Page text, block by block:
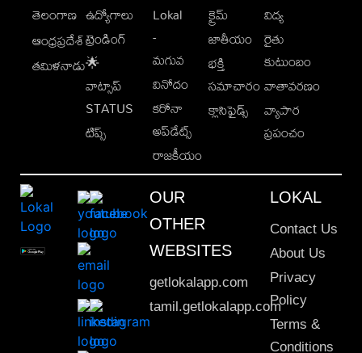
తెలంగాణ
ఆంధ్రప్రదేశ్
తమిళనాడు
ఉద్యోగాలు
ట్రెండింగ్
🌟
వాట్సాప్
STATUS
టిప్స్
Lokal
-
మగువ
వినోదం
కరోనా
అప్‌డేట్స్
రాజకీయం
క్రైమ్
జాతీయం
భక్తి
సమాచారం
క్లాసిఫైడ్స్
విద్య
రైతు
కుటుంబం
వాతావరణం
వ్యాపార
ప్రపంచం
OUR
OTHER
WEBSITES
getlokalapp.com
tamil.getlokalapp.com
LOKAL
Contact Us
About Us
Privacy
Policy
Terms &
Conditions